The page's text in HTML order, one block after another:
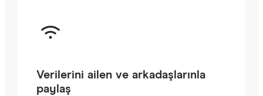
Verilerini ailen ve arkadaşlarınla
paylaş